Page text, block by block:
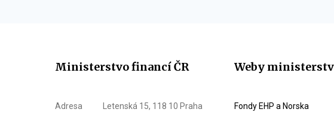
Ministerstvo financí ČR
Adresa Letenská 15, 118 10 Praha
Weby
Fondy EHP a Norska